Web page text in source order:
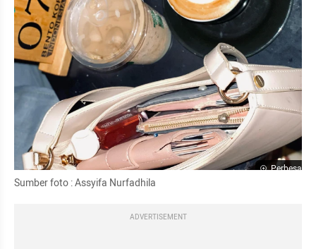
Perbesar
Sumber foto : Assyifa Nurfadhila
ADVERTISEMENT